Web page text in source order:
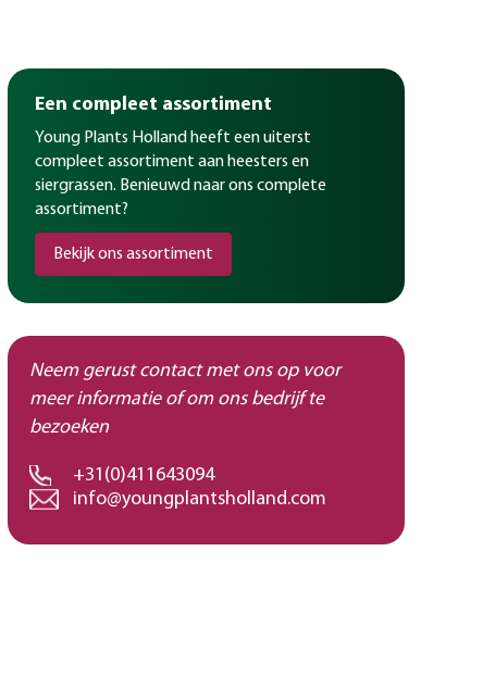
Een compleet assortiment
Young Plants Holland heeft een uiterst
compleet assortiment aan heesters en
siergrassen. Benieuwd naar ons complete
assortiment?
Bekijk ons assortiment
Neem gerust contact met ons op voor
meer informatie of om ons bedrijf te
bezoeken
+31(0)411643094
info@youngplantsholland.com